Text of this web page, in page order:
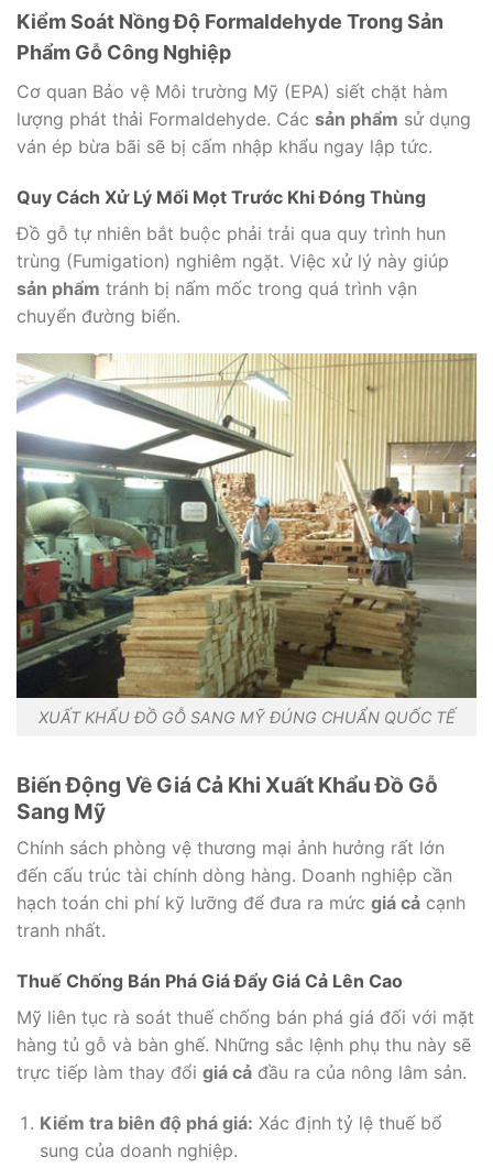
Kiểm Soát Nồng Độ Formaldehyde Trong Sản
Phẩm Gỗ Công Nghiệp
Cơ quan Bảo vệ Môi trường Mỹ (EPA) siết chặt hàm
lượng phát thải Formaldehyde. Các sản phẩm sử dụng
ván ép bừa bãi sẽ bị cấm nhập khẩu ngay lập tức.
Quy Cách Xử Lý Mối Mọt Trước Khi Đóng Thùng
Đồ gỗ tự nhiên bắt buộc phải trải qua quy trình hun
trùng (Fumigation) nghiêm ngặt. Việc xử lý này giúp
sản phẩm tránh bị nấm mốc trong quá trình vận
chuyển đường biển.
XUẤT KHẨU ĐỒ GỖ SANG MỸ ĐÚNG CHUẨN QUỐC TẾ
Biến Động Về Giá Cả Khi Xuất Khẩu Đồ Gỗ
Sang Mỹ
Chính sách phòng vệ thương mại ảnh hưởng rất lớn
đến cấu trúc tài chính dòng hàng. Doanh nghiệp cần
hạch toán chi phí kỹ lưỡng để đưa ra mức giá cả cạnh
tranh nhất.
Thuế Chống Bán Phá Giá Đẩy Giá Cả Lên Cao
Mỹ liên tục rà soát thuế chống bán phá giá đối với mặt
hàng tủ gỗ và bàn ghế. Những sắc lệnh phụ thu này sẽ
trực tiếp làm thay đổi giá cả đầu ra của nông lâm sản.
Kiểm tra biên độ phá giá: Xác định tỷ lệ thuế bổ
sung của doanh nghiệp.